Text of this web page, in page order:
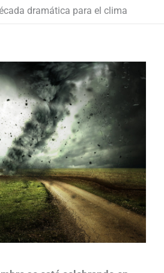
dramática para el clima